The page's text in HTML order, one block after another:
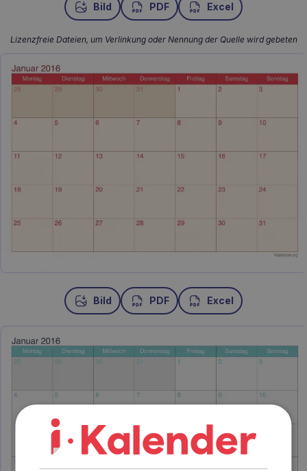
Bild PDF Excel
Lizenzfreie Dateien, um Verlinkung oder Nennung der Quelle wird gebeten
Bild PDF Excel